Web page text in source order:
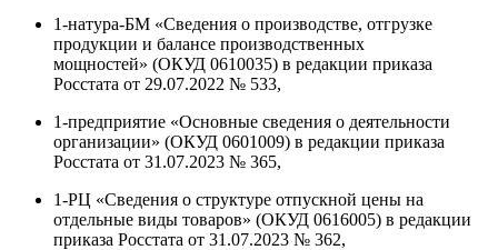
1-натура-БМ «Сведения о производстве, отгрузке
продукции и балансе производственных
мощностей» (ОКУД 0610035) в редакции приказа
Росстата от 29.07.2022 № 533,
1-предприятие «Основные сведения о деятельности
организации» (ОКУД 0601009) в редакции приказа
Росстата от 31.07.2023 № 365,
1-РЦ «Сведения о структуре отпускной цены на
отдельные виды товаров» (ОКУД 0616005) в редакции
приказа Росстата от 31.07.2023 № 362,